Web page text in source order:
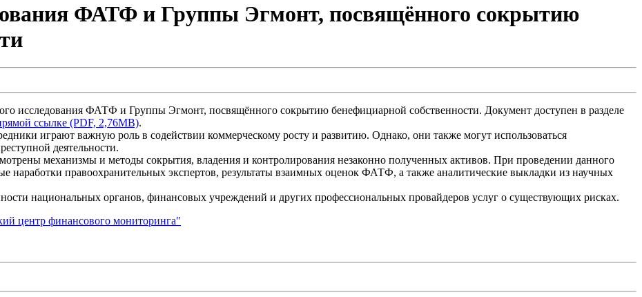
ФАТФ и Группы Эгмонт, посвящённого сокрытию
исследования ФАТФ и Группы Эгмонт, посвящённого сокрытию бенефициарной собственности. Документ доступен в разделе
ссылке (PDF, 2,76MB).
играют важную роль в содействии коммерческому росту и развитию. Однако, они также могут использоваться
деятельности.
механизмы и методы сокрытия, владения и контролирования незаконно полученных активов. При проведении данного
наработки правоохранительных экспертов, результаты взаимных оценок ФАТФ, а также аналитические выкладки из научных
национальных органов, финансовых учреждений и других профессиональных провайдеров услуг о существующих рисках.
центр финансового мониторинга"